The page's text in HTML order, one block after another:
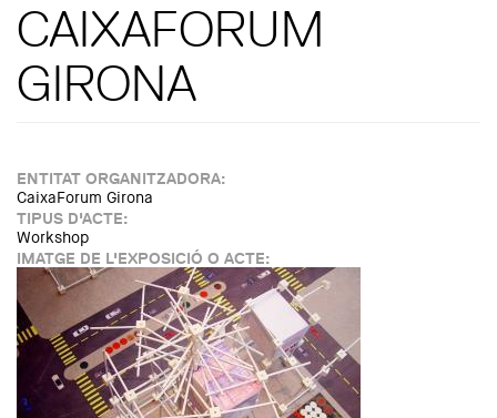
CAIXAFORUM
GIRONA
ENTITAT ORGANITZADORA:
CaixaForum Girona
TIPUS D'ACTE:
Workshop
IMATGE DE L'EXPOSICIÓ O ACTE: